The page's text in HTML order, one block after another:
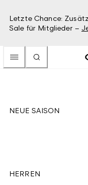
Letzte Chance:
Sale für Mitglieder –
NEUE SAISON
HERREN